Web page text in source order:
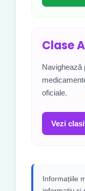
Clase
Navighează
oficiale.
Vezi
Informațiile